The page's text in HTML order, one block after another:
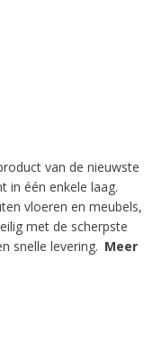
van de nieuwste
in één enkele laag.
vloeren en meubels,
met de scherpste
snelle levering. Meer